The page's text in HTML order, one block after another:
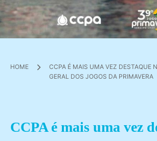
HOME
CCPA É MAIS UMA VEZ DESTAQUE
GERAL DOS JOGOS DA PRIMAVERA
CCPA é mais uma vez